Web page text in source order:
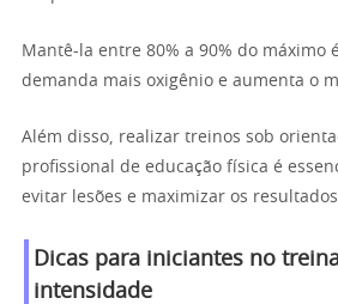
Mantê-la entre 80% a 90% do máximo
demanda mais oxigênio e aumenta o
Além disso, realizar treinos sob
profissional de educação física é
evitar lesões e maximizar os resultados.
Dicas para iniciantes no
intensidade